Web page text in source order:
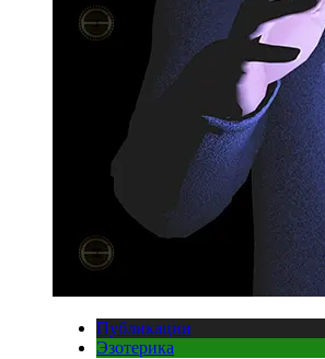
Публикации
Эзотерика